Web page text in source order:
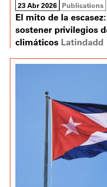
23 Abr 2026 Publications
El mito de la
sostener privilegios
climáticos Latindadd